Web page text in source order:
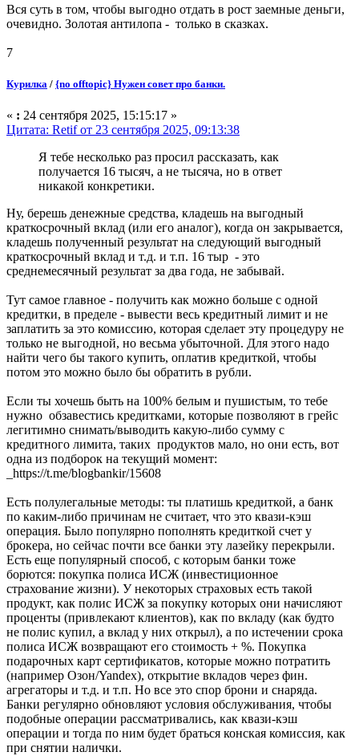
Вся суть в том, чтобы выгодно отдать в рост заемные деньги,
очевидно. Золотая антилопа - только в сказках.
7
Курилка / {no offtopic} Нужен совет про банки.
« : 24 сентября 2025, 15:15:17 »
Цитата: Retif от 23 сентября 2025, 09:13:38
Я тебе несколько раз просил рассказать, как
получается 16 тысяч, а не тысяча, но в ответ
никакой конкретики.
Ну, берешь денежные средства, кладешь на выгодный
краткосрочный вклад (или его аналог), когда он закрывается,
кладешь полученный результат на следующий выгодный
краткосрочный вклад и т.д. и т.п. 16 тыр - это
среднемесячный результат за два года, не забывай.
Тут самое главное - получить как можно больше с одной
кредитки, в пределе - вывести весь кредитный лимит и не
заплатить за это комиссию, которая сделает эту процедуру не
только не выгодной, но весьма убыточной. Для этого надо
найти чего бы такого купить, оплатив кредиткой, чтобы
потом это можно было бы обратить в рубли.
Если ты хочешь быть на 100% белым и пушистым, то тебе
нужно обзавестись кредитками, которые позволяют в грейс
легитимно снимать/выводить какую-либо сумму с
кредитного лимита, таких продуктов мало, но они есть, вот
одна из подборок на текущий момент:
_https://t.me/blogbankir/15608
Есть полулегальные методы: ты платишь кредиткой, а банк
по каким-либо причинам не считает, что это квази-кэш
операция. Было популярно пополнять кредиткой счет у
брокера, но сейчас почти все банки эту лазейку перекрыли.
Есть еще популярный способ, с которым банки тоже
борются: покупка полиса ИСЖ (инвестиционное
страхование жизни). У некоторых страховых есть такой
продукт, как полис ИСЖ за покупку которых они начисляют
проценты (привлекают клиентов), как по вкладу (как будто
не полис купил, а вклад у них открыл), а по истечении срока
полиса ИСЖ возвращают его стоимость + %. Покупка
подарочных карт сертификатов, которые можно потратить
(например Озон/Yandex), открытие вкладов через фин.
агрегаторы и т.д. и т.п. Но все это спор брони и снаряда.
Банки регулярно обновляют условия обслуживания, чтобы
подобные операции рассматривались, как квази-кэш
операции и тогда по ним будет браться конская комиссия, как
при снятии налички.